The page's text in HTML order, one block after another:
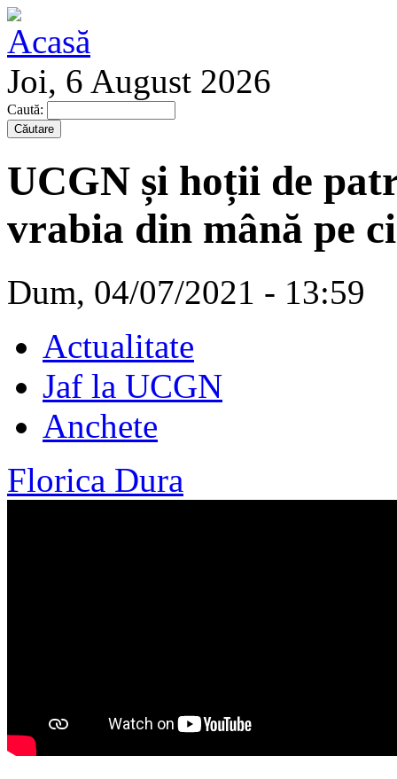
Joi, 6 August 2026
Caută:
UCGN și hoții de
vrabia din mână pe
Dum, 04/07/2021 - 13:59
Actualitate
Jaf la UCGN
Anchete
Florica Dura